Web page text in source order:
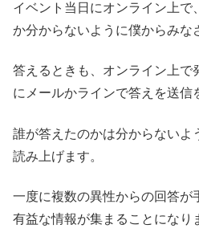
イベント当日にオンライン上で
か分からないように僕からみな
答えるときも、オンライン上で
にメールかラインで答えを送信
誰が答えたのかは分からないよ
読み上げます。
一度に複数の異性からの回答が
有益な情報が集まることになり